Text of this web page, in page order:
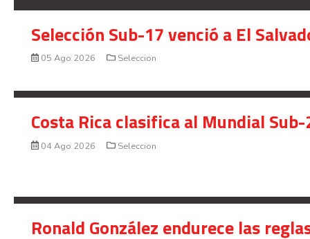
Selección Sub-17 venció a El
05 Ago 2026 Seleccion
Costa Rica clasifica al Mundial
04 Ago 2026 Seleccion
Ronald González endurece las